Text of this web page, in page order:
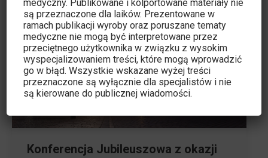
Konferencja Jubileuszowa z okazji
medyczny. Publikowane i kolportowane materiały nie
są przeznaczone dla laików. Prezentowane w
ramach publikacji wyroby oraz poruszane tematy
medyczne nie mogą być interpretowane przez
przeciętnego użytkownika w związku z wysokim
wyspecjalizowaniem treści, które mogą wprowadzić
go w błąd. Wszystkie wskazane wyżej treści
przeznaczone są wyłącznie dla specjalistów i nie
są kierowane do publicznej wiadomości.